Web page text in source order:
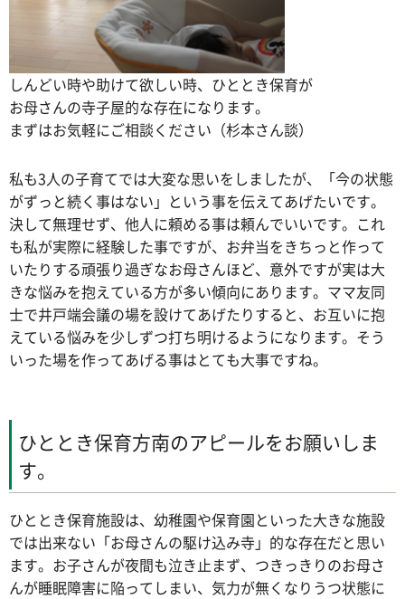
しんどい時や助けて欲しい時、ひととき保育が
お母さんの寺子屋的な存在になります。
まずはお気軽にご相談ください（杉本さん談）
私も3人の子育てでは大変な思いをしましたが、「今の状態
がずっと続く事はない」という事を伝えてあげたいです。
決して無理せず、他人に頼める事は頼んでいいです。これ
も私が実際に経験した事ですが、お弁当をきちっと作って
いたりする頑張り過ぎなお母さんほど、意外ですが実は大
きな悩みを抱えている方が多い傾向にあります。ママ友同
士で井戸端会議の場を設けてあげたりすると、お互いに抱
えている悩みを少しずつ打ち明けるようになります。そう
いった場を作ってあげる事はとても大事ですね。
ひととき保育方南のアピールをお願いしま
す。
ひととき保育施設は、幼稚園や保育園といった大きな施設
では出来ない「お母さんの駆け込み寺」的な存在だと思い
ます。お子さんが夜間も泣き止まず、つきっきりのお母さ
んが睡眠障害に陥ってしまい、気力が無くなりうつ状態に